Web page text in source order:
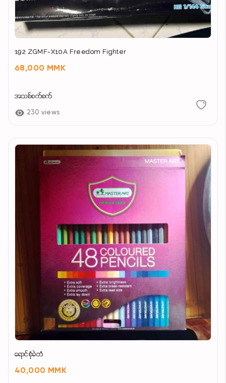
192 ZGMF-X10A Freedom Fighter
68,000 MMK
အသစ်စက်စက်
230 views
ရောင်စုံခဲတံ
40,000 MMK